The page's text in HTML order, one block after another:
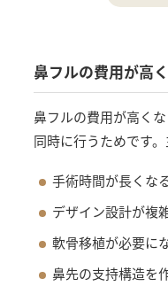
鼻フルの費用が高
鼻フルの費用が高く
同時に行うためです。
手術時間が長くな
デザイン設計が複
軟骨移植が必要に
鼻先の支持構造を